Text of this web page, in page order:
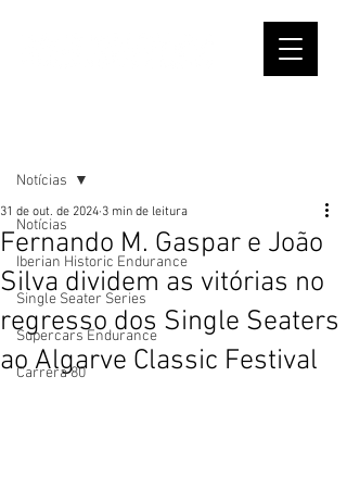
Notícias
Iberian Historic Endurance
Single Seater Series
Supercars Endurance
Carrera 80
Notícias
Fernando M. Gaspar e João
Silva dividem as vitórias no
regresso dos Single Seaters
ao Algarve Classic Festival
31 de out. de 2024 3 min de leitura